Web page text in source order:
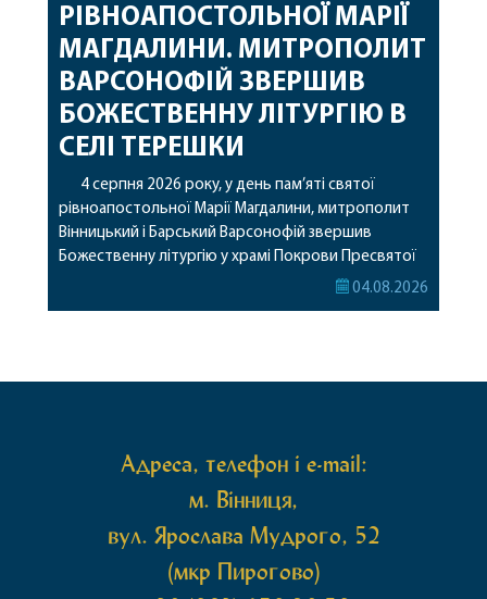
РІВНОАПОСТОЛЬНОЇ МАРІЇ
МАГДАЛИНИ. МИТРОПОЛИТ
ВАРСОНОФІЙ ЗВЕРШИВ
БОЖЕСТВЕННУ ЛІТУРГІЮ В
СЕЛІ ТЕРЕШКИ
4 серпня 2026 року, у день пам’яті святої
рівноапостольної Марії Магдалини, митрополит
Вінницький і Барський Варсонофій звершив
Божественну літургію у храмі Покрови Пресвятої
Богородиці села Терешки Барського благочиння.
04.08.2026
Адреса, телефон і e-mail:
м. Вінниця,
вул. Ярослава Мудрого, 52
(мкр Пирогово)